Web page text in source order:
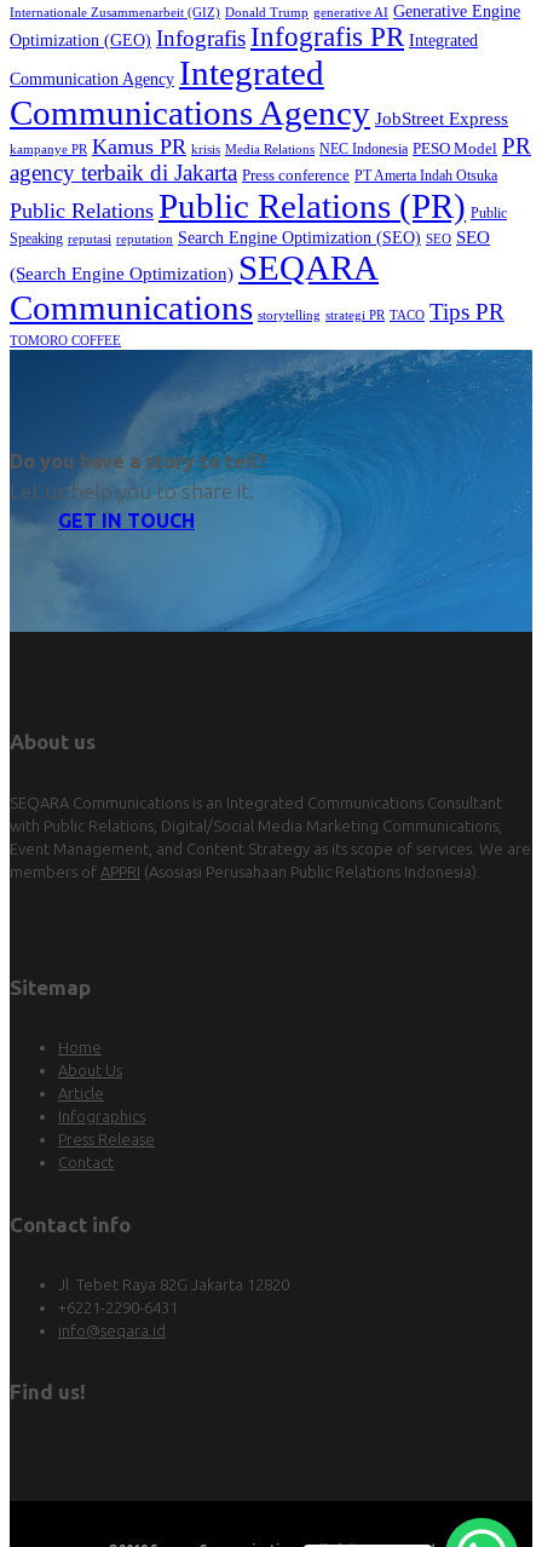
Internationale Zusammenarbeit (GIZ) Donald Trump generative AI Generative Engine
Optimization (GEO) InfografisInfografis PR Integrated
Communication Agency Integrated
Communications Agency JobStreet Express
kampanye PR Kamus PR krisis Media Relations NEC Indonesia PESO Model PR
agency terbaik di Jakarta Press conference PT Amerta Indah Otsuka
Public Relations Public Relations (PR) Public
Speaking reputasi reputation Search Engine Optimization (SEO) SEO SEO
(Search Engine Optimization) SEQARA
Communications storytelling strategi PR TACO Tips PR
TOMORO COFFEE
Do you have a story to tell?
Let us help you to share it.
GET IN TOUCH
About us
SEQARA Communications is an Integrated Communications Consultant
with Public Relations, Digital/Social Media Marketing Communications,
Event Management, and Content Strategy as its scope of services. We are
members of APPRI (Asosiasi Perusahaan Public Relations Indonesia).
Sitemap
Home
About Us
Article
Infographics
Press Release
Contact
Contact info
Jl. Tebet Raya 82G Jakarta 12820
+6221-2290-6431
info@seqara.id
Find us!